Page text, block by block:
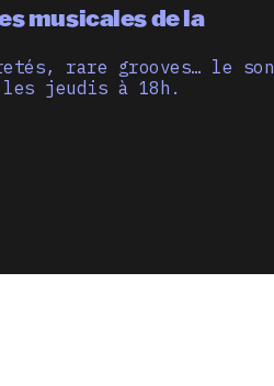
musicales de la
rare grooves… le son
jeudis à 18h.